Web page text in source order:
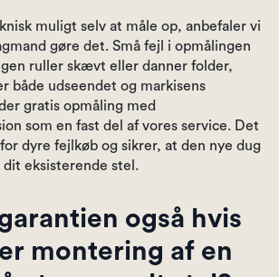
muligt selv at måle op, anbefaler vi
gøre det. Små fejl i opmålingen
ruller skævt eller danner folder,
både udseendet og markisens
gratis opmåling med
som en fast del af vores service. Det
dyre fejlkøb og sikrer, at den nye dug
eksisterende stel.
også hvis
montering af en